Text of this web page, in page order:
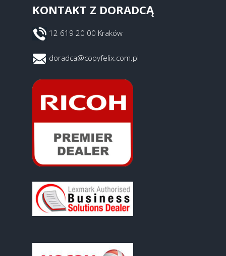
KONTAKT Z DORADCĄ
12 619 20 00 Kraków
doradca@copyfelix.com.pl